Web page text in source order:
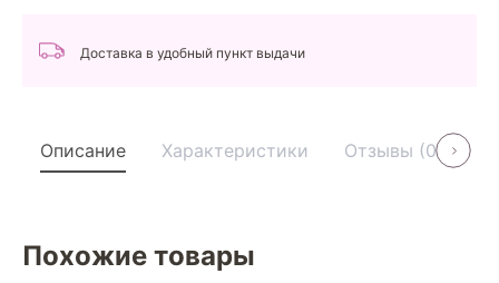
Доставка в удобный пункт выдачи
Описание Характеристики Отзывы (0)
Похожие товары